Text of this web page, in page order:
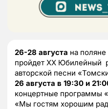
26-28 августа на
пройдет XX Юбилейный
авторской песни
26 августа в 19:30 и
концертные программы
«Мы гостям хорошим